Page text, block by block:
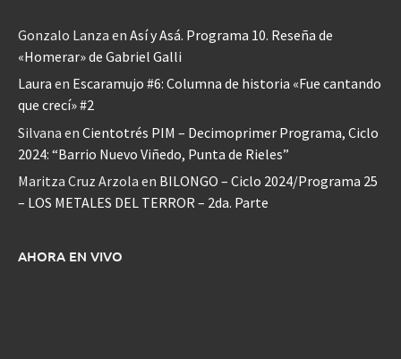
Gonzalo Lanza en Así y Asá. Programa 10. Reseña de
«Homerar» de Gabriel Galli
Laura en Escaramujo #6: Columna de historia «Fue cantando
que crecí» #2
Silvana en Cientotrés PIM – Decimoprimer Programa, Ciclo
2024: “Barrio Nuevo Viñedo, Punta de Rieles”
Maritza Cruz Arzola en BILONGO – Ciclo 2024/Programa 25
– LOS METALES DEL TERROR – 2da. Parte
AHORA EN VIVO